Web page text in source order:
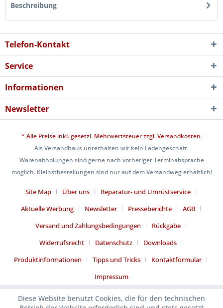
Beschreibung
Telefon-Kontakt
Service
Informationen
Newsletter
* Alle Preise inkl. gesetzl. Mehrwertsteuer zzgl.Versandkosten.
Als Versandhaus unterhalten wir kein Ladengeschäft.
Warenabholungen sind gerne nach vorheriger Terminabsprache
möglich. Kleinstbestellungen sind nur auf dem Versandweg erhältlich!
Site Map Über uns
Reparatur- und Umrüstservice
Aktuelle Werbung
Newsletter Presseberichte
AGB
Versand und Zahlungsbedingungen
Rückgabe
Widerrufsrecht
Datenschutz
Downloads
Produktinformationen
Tipps und Tricks
Kontaktformular
Impressum
Diese Website benutzt Cookies, die für den technischen